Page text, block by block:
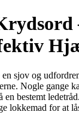
sjov og
Nogle gange
en bestemt
lokkemad for at